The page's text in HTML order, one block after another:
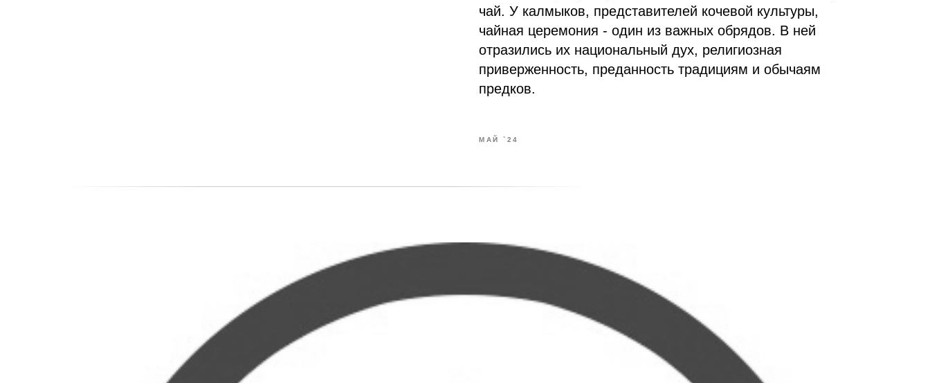
чай. У калмыков, представителей кочевой культуры,
чайная церемония - один из важных обрядов. В ней
отразились их национальный дух, религиозная
приверженность, преданность традициям и обычаям
предков.
МАЙ `24